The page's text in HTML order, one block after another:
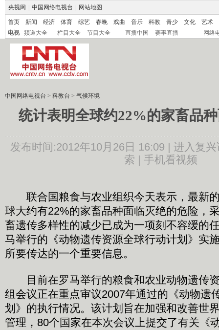
央视网 中国网络电视台 网站地图
首页 新闻 经济 体育 综艺 春晚 戏曲 音乐 科教 青少 文化
艺术
电视
频道大全 栏目大全 节目大全 直播中国 赛事直播 网络
中国网络电视台 > 科教台 > 气候环境
统计表明全球约22%的家畜品
发布时间:2012年10月26日 16:09 | 进入复兴
索 | 手机看视频
联合国粮食与农业组织今天表示，最新
球大约有22%的家畜品种面临灭绝的危险，
畜遗传多样性的减少已成为一项刻不容缓的
马举行的《动物遗传资源全球行动计划》实
所要传达的一个重要信息。
目前在罗马举行的粮食和农业动物遗传
组会议正在重点审议2007年通过的《动物遗
划》的执行情况。该计划旨在加强和改善世
管理，80个国家在本次会议上提交了有关《